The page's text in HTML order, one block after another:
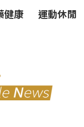
健康 運動休閒